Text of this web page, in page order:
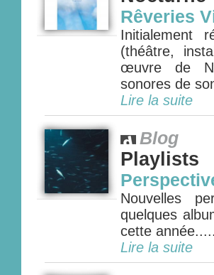
Rêveries
Initialement
(théâtre,
œuvre de
sonores de
Lire la suite
Blog
Playlists
Nouvelles
quelques
cette
Lire la suite